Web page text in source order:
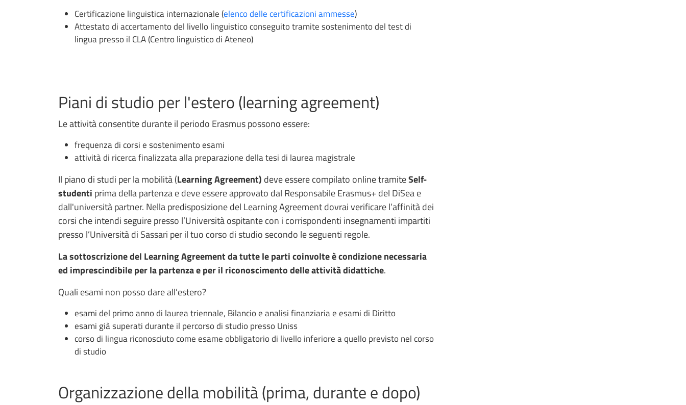
Certificazione linguistica internazionale (elenco delle certificazioni ammesse)
Attestato di accertamento del livello linguistico conseguito tramite sostenimento del test di
lingua presso il CLA (Centro linguistico di Ateneo)
Piani di studio per l'estero (learning agreement)
Le attività consentite durante il periodo Erasmus possono essere:
frequenza di corsi e sostenimento esami
attività di ricerca finalizzata alla preparazione della tesi di laurea magistrale
Il piano di studi per la mobilità (Learning Agreement) deve essere compilato online tramiteSelf-
studenti prima della partenza e deve essere approvato dal Responsabile Erasmus+ del DiSea e
dall'università partner. Nella predisposizione del Learning Agreement dovrai verificare l’affinità dei
corsi che intendi seguire presso l’Università ospitante con i corrispondenti insegnamenti impartiti
presso l’Università di Sassari per il tuo corso di studio secondo le seguenti regole.
La sottoscrizione del Learning Agreement da tutte le parti coinvolte è condizione necessaria
ed imprescindibile per la partenza e per il riconoscimento delle attività didattiche.
Quali esami non posso dare all’estero?
esami del primo anno di laurea triennale, Bilancio e analisi finanziaria e esami di Diritto
esami già superati durante il percorso di studio presso Uniss
corso di lingua riconosciuto come esame obbligatorio di livello inferiore a quello previsto nel corso
di studio
Organizzazione della mobilità (prima, durante e dopo)